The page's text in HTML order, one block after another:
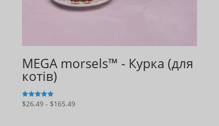
MEGA morsels™ - Курка (для
котів)
5
з 5
$26.49 - $165.49Діапазон